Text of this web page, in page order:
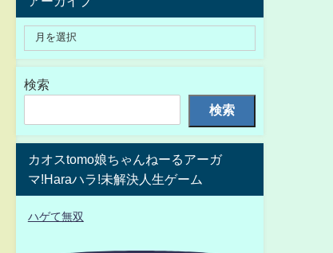
検索
検索
カオスtomo娘ちゃんねーるアーガ
マ!Haraハラ!未解決人生ゲーム
ハゲて無双